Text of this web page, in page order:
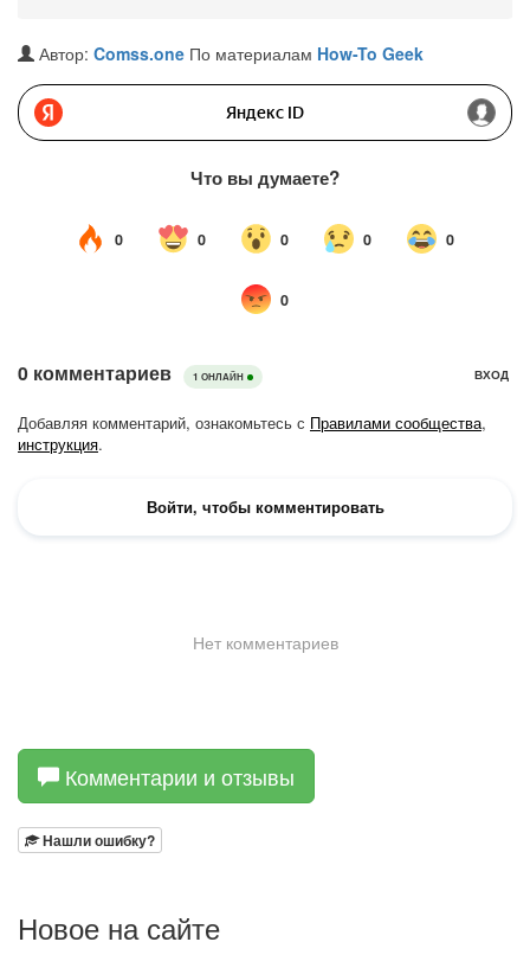
Автор: Comss.one По материалам How-To Geek
Комментарии и отзывы
Нашли ошибку?
Новое на сайте